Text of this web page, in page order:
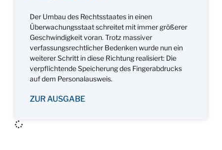
Der Umbau des Rechtsstaates in einen
Überwachungsstaat schreitet mit immer größerer
Geschwindigkeit voran. Trotz massiver
verfassungsrechtlicher Bedenken wurde nun ein
weiterer Schritt in diese Richtung realisiert: Die
verpflichtende Speicherung des Fingerabdrucks
auf dem Personalausweis.
ZUR AUSGABE